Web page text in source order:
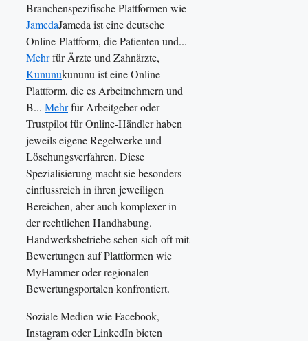
Branchenspezifische Plattformen wie
JamedaJameda ist eine deutsche
Online-Plattform, die Patienten und...
Mehrfür Ärzte und Zahnärzte,
Kununukununu ist eine Online-
Plattform, die es Arbeitnehmern und
B... Mehrfür Arbeitgeber oder
Trustpilot für Online-Händler haben
jeweils eigene Regelwerke und
Löschungsverfahren. Diese
Spezialisierung macht sie besonders
einflussreich in ihren jeweiligen
Bereichen, aber auch komplexer in
der rechtlichen Handhabung.
Handwerksbetriebe sehen sich oft mit
Bewertungen auf Plattformen wie
MyHammer oder regionalen
Bewertungsportalen konfrontiert.
Soziale Medien wie Facebook,
Instagram oder LinkedIn bieten